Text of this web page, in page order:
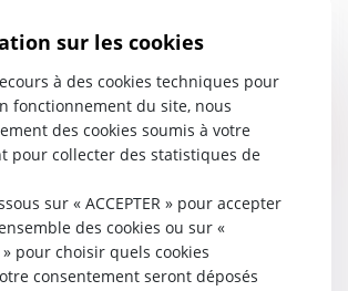
Gestion collective des
et droit de la concurrence
relecture à l’heure d’internet,
sur les cookies
à des cookies techniques pour
fonctionnement du site, nous
des cookies soumis à votre
pour collecter des statistiques de
sur « ACCEPTER » pour accepter
des cookies ou sur «
» pour choisir quels cookies
consentement seront déposés